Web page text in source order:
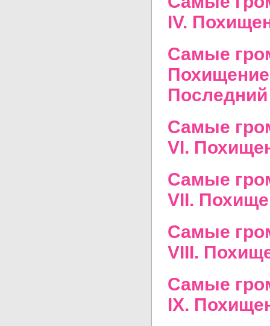
IV.
Самые
Самые
VI.
Самые
VII.
Самые
VIII.
Самые
IX.